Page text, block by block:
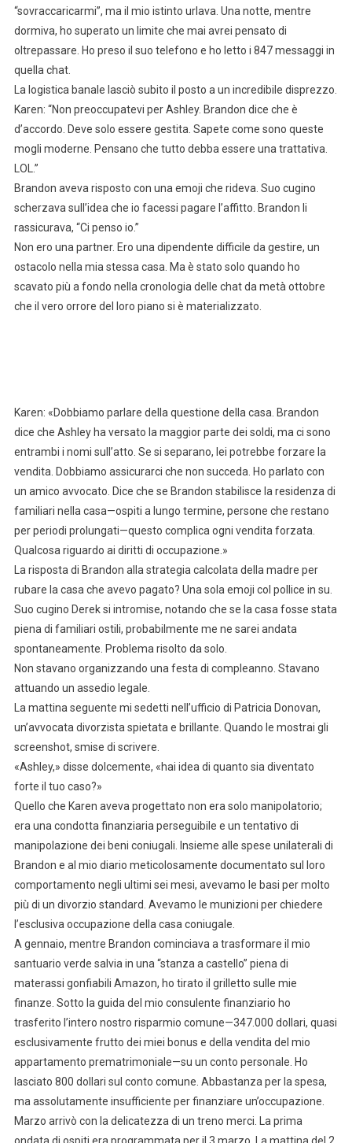
“sovraccaricarmi”, ma il mio istinto urlava. Una notte, mentre
dormiva, ho superato un limite che mai avrei pensato di
oltrepassare. Ho preso il suo telefono e ho letto i 847 messaggi in
quella chat.
La logistica banale lasciò subito il posto a un incredibile disprezzo.
Karen: “Non preoccupatevi per Ashley. Brandon dice che è
d’accordo. Deve solo essere gestita. Sapete come sono queste
mogli moderne. Pensano che tutto debba essere una trattativa.
LOL.”
Brandon aveva risposto con una emoji che rideva. Suo cugino
scherzava sull’idea che io facessi pagare l’affitto. Brandon li
rassicurava, “Ci penso io.”
Non ero una partner. Ero una dipendente difficile da gestire, un
ostacolo nella mia stessa casa. Ma è stato solo quando ho
scavato più a fondo nella cronologia delle chat da metà ottobre
che il vero orrore del loro piano si è materializzato.
Karen: «Dobbiamo parlare della questione della casa. Brandon
dice che Ashley ha versato la maggior parte dei soldi, ma ci sono
entrambi i nomi sull’atto. Se si separano, lei potrebbe forzare la
vendita. Dobbiamo assicurarci che non succeda. Ho parlato con
un amico avvocato. Dice che se Brandon stabilisce la residenza di
familiari nella casa—ospiti a lungo termine, persone che restano
per periodi prolungati—questo complica ogni vendita forzata.
Qualcosa riguardo ai diritti di occupazione.»
La risposta di Brandon alla strategia calcolata della madre per
rubare la casa che avevo pagato? Una sola emoji col pollice in su.
Suo cugino Derek si intromise, notando che se la casa fosse stata
piena di familiari ostili, probabilmente me ne sarei andata
spontaneamente. Problema risolto da solo.
Non stavano organizzando una festa di compleanno. Stavano
attuando un assedio legale.
La mattina seguente mi sedetti nell’ufficio di Patricia Donovan,
un’avvocata divorzista spietata e brillante. Quando le mostrai gli
screenshot, smise di scrivere.
«Ashley,» disse dolcemente, «hai idea di quanto sia diventato
forte il tuo caso?»
Quello che Karen aveva progettato non era solo manipolatorio;
era una condotta finanziaria perseguibile e un tentativo di
manipolazione dei beni coniugali. Insieme alle spese unilaterali di
Brandon e al mio diario meticolosamente documentato sul loro
comportamento negli ultimi sei mesi, avevamo le basi per molto
più di un divorzio standard. Avevamo le munizioni per chiedere
l’esclusiva occupazione della casa coniugale.
A gennaio, mentre Brandon cominciava a trasformare il mio
santuario verde salvia in una “stanza a castello” piena di
materassi gonfiabili Amazon, ho tirato il grilletto sulle mie
finanze. Sotto la guida del mio consulente finanziario ho
trasferito l’intero nostro risparmio comune—347.000 dollari, quasi
esclusivamente frutto dei miei bonus e della vendita del mio
appartamento prematrimoniale—su un conto personale. Ho
lasciato 800 dollari sul conto comune. Abbastanza per la spesa,
ma assolutamente insufficiente per finanziare un’occupazione.
Marzo arrivò con la delicatezza di un treno merci. La prima